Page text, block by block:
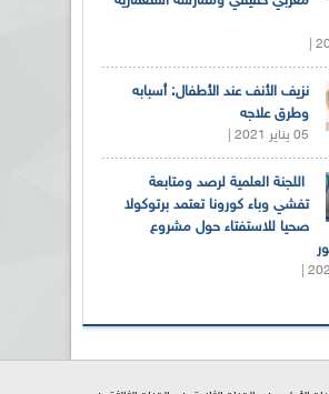
نزيف الأنف عند الأطفال: أسبابه
وطرق علاجه
05 يناير 2021 |
اللجنة العلمية لرصد ومتابعة
تفشي وباء كورونا تعتمد برتوكولا
صحيا للاستفتاء حول مشروع